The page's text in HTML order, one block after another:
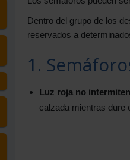
Dentro del grupo de los
reservados a
1.
Luz roja no
calzada mientras dure